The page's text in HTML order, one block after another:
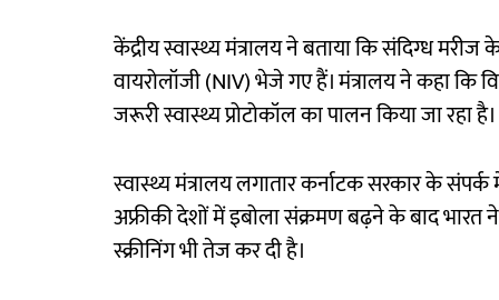
केंद्रीय स्वास्थ्य मंत्रालय ने बताया कि संदिग्ध
वायरोलॉजी (NIV) भेजे गए हैं। मंत्रालय ने कहा कि
जरूरी स्वास्थ्य प्रोटोकॉल का पालन किया जा रहा है।
स्वास्थ्य मंत्रालय लगातार कर्नाटक सरकार के
अफ्रीकी देशों में इबोला संक्रमण बढ़ने के बाद भारत ने
स्क्रीनिंग भी तेज कर दी है।